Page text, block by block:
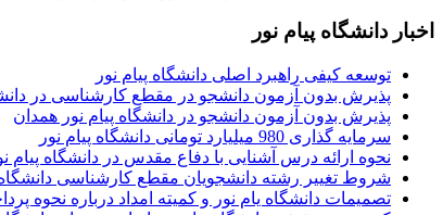
اخبار دانشگاه پیام نور
توسعه کیفی راهبرد اصلی دانشگاه پیام نور
پذیرش بدون آزمون دانشجو در مقطع کارشناسی در
پذیرش بدون آزمون دانشجو در دانشگاه پیام نور همدان
سرمایه گذاری 980 میلیارد تومانی دانشگاه پیام نور
نحوه ارائه درس آشنایی با دفاع مقدس در دانشگاه پیام
شروط تغییر رشته دانشجویان مقطع کارشناسی دانشگاه
تصمیمات دانشگاه یام نور و کمیته امداد درباره نحوه